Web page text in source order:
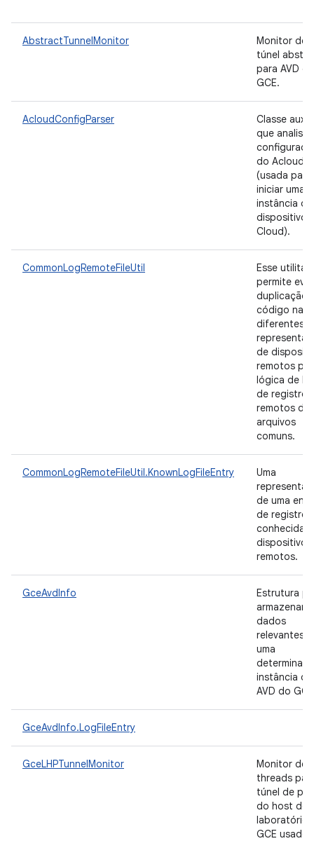
AbstractTunnelMonitor
Monitor de
túnel
para AVD do
GCE.
AcloudConfigParser
Classe
que analisa
do Acloud
(usada para
iniciar uma
instância de
dispositivo
Cloud).
CommonLogRemoteFileUtil
Esse
permite
duplicação
código nas
diferentes
de
remotos
lógica de
de registros
remotos de
arquivos
comuns.
CommonLogRemoteFileUtil.KnownLogFileEntry
Uma
de uma
de registro
conhecida
dispositivos
remotos.
GceAvdInfo
Estrutura
armazenar
dados
relevantes
uma
determinada
instância de
AVD do
GceAvdInfo.LogFileEntry
GceLHPTunnelMonitor
Monitor de
threads
túnel de
do host de
laboratório
GCE usado